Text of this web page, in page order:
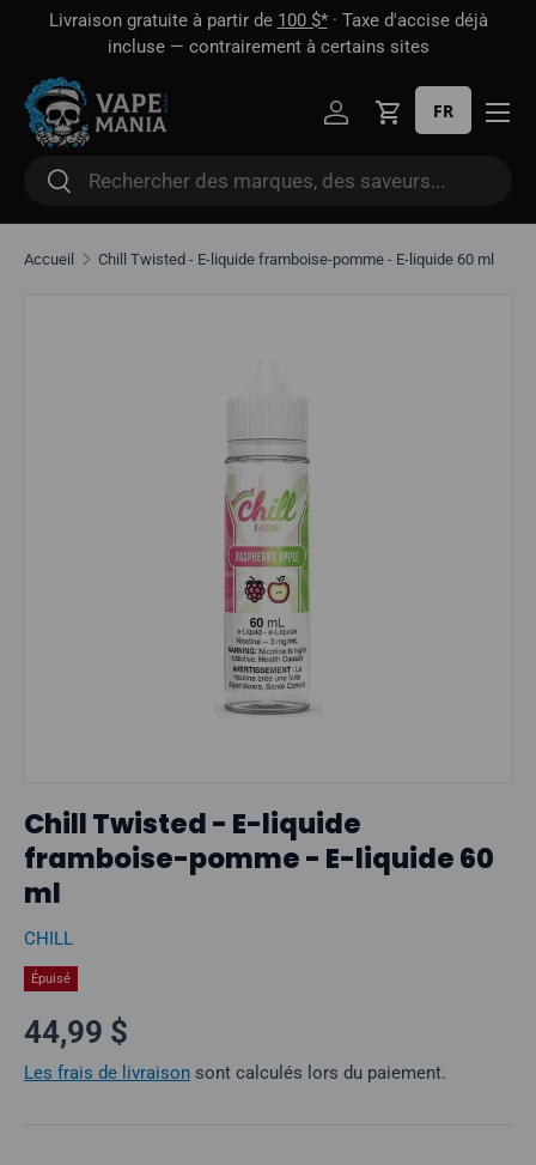
Aller directement au contenu
Livraison gratuite à partir de 100 $*· Taxe d'accise déjà
incluse — contrairement à certains sites
Rechercher
Rechercher
Se connecter
Panier
FR
Accueil Chill Twisted - E-liquide framboise-pomme - E-liquide 60 ml
Chill Twisted - E-liquide
framboise-pomme - E-liquide 60
ml
CHILL
Épuisé
Prix normal
44,99 $
Les frais de livraison sont calculés lors du paiement.